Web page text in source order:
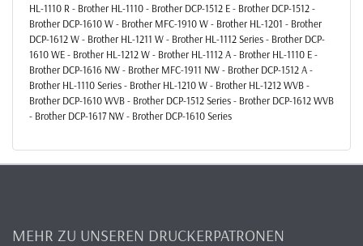
HL-1110 R - Brother HL-1110 - Brother DCP-1512 E - Brother DCP-1512 -
Brother DCP-1610 W - Brother MFC-1910 W - Brother HL-1201 - Brother
DCP-1612 W - Brother HL-1211 W - Brother HL-1112 Series - Brother DCP-
1610 WE - Brother HL-1212 W - Brother HL-1112 A - Brother HL-1110 E -
Brother DCP-1616 NW - Brother MFC-1911 NW - Brother DCP-1512 A -
Brother HL-1110 Series - Brother HL-1210 W - Brother HL-1212 WVB -
Brother DCP-1610 WVB - Brother DCP-1512 Series - Brother DCP-1612 WVB
- Brother DCP-1617 NW - Brother DCP-1610 Series
MEHR ZU UNSEREN DRUCKERPATRONEN